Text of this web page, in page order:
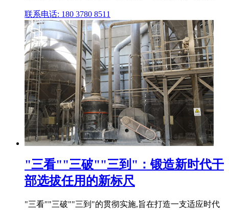
联系电话: 180 3780 8511
"三看""三破""三到"：锻造新时代干
部选拔任用的新标尺
"三看""三破""三到"的贯彻实施,旨在打造一支适应时代